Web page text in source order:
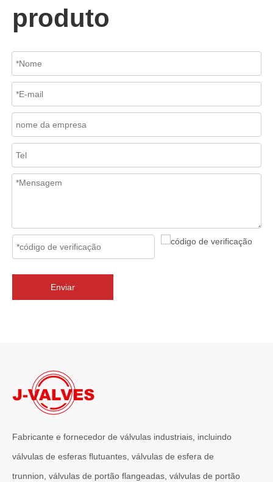
2026-07-02
J-VALVES fornece válvulas borboleta de flange excêntrica tripla
produto
Enviar
Fabricante e fornecedor de válvulas industriais, incluindo
válvulas de esferas flutuantes, válvulas de esfera de
trunnion, válvulas de portão flangeadas, válvulas de portão